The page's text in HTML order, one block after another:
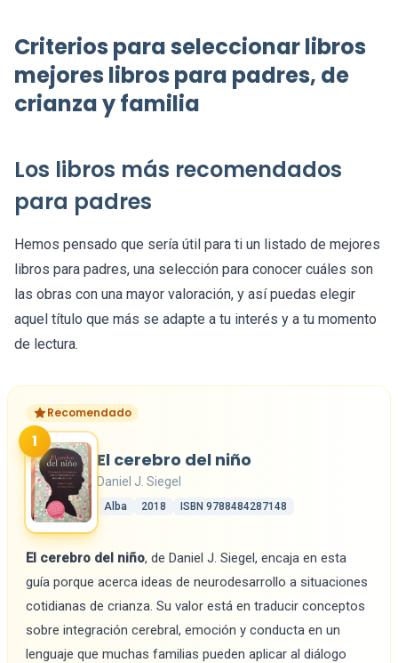
Criterios para seleccionar libros
mejores libros para padres, de
crianza y familia
Los libros más recomendados
para padres
Hemos pensado que sería útil para ti un listado de mejores
libros para padres, una selección para conocer cuáles son
las obras con una mayor valoración, y así puedas elegir
aquel título que más se adapte a tu interés y a tu momento
de lectura.
Recomendado
1
El cerebro del niño
Daniel J. Siegel
Alba 2018 ISBN 9788484287148
El cerebro del niño, de Daniel J. Siegel, encaja en esta
guía porque acerca ideas de neurodesarrollo a situaciones
cotidianas de crianza. Su valor está en traducir conceptos
sobre integración cerebral, emoción y conducta en un
lenguaje que muchas familias pueden aplicar al diálogo